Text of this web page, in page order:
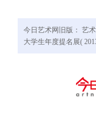
今日艺术网旧版： 艺
大学生年度提名展(